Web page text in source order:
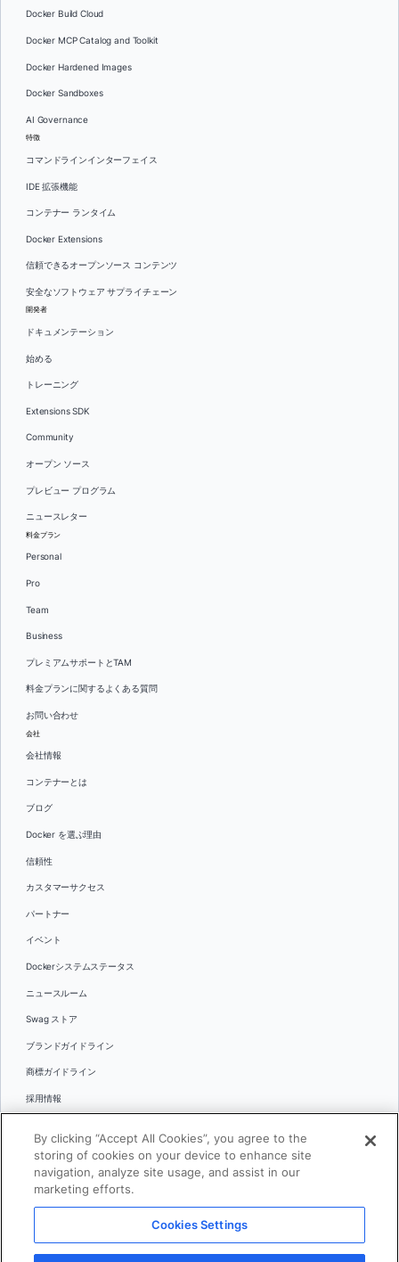
Docker Build Cloud
Docker MCP Catalog and Toolkit
Docker Hardened Images
Docker Sandboxes
AI Governance
特徴
コマンドラインインターフェイス
IDE 拡張機能
コンテナー ランタイム
Docker Extensions
信頼できるオープンソース コンテンツ
安全なソフトウェア サプライチェーン
開発者
ドキュメンテーション
始める
トレーニング
Extensions SDK
Community
オープン ソース
プレビュー プログラム
ニュースレター
料金プラン
Personal
Pro
Team
Business
プレミアムサポートとTAM
料金プランに関するよくある質問
お問い合わせ
会社
会社情報
コンテナーとは
ブログ
Docker を選ぶ理由
信頼性
カスタマーサクセス
パートナー
イベント
Dockerシステムステータス
ニュースルーム
Swag ストア
ブランドガイドライン
商標ガイドライン
採用情報
言語
日本語
© 2026 Docker Inc.全著作権所有
By clicking “Accept All Cookies”, you agree to the
storing of cookies on your device to enhance site
navigation, analyze site usage, and assist in our
marketing efforts.
Cookies Settings